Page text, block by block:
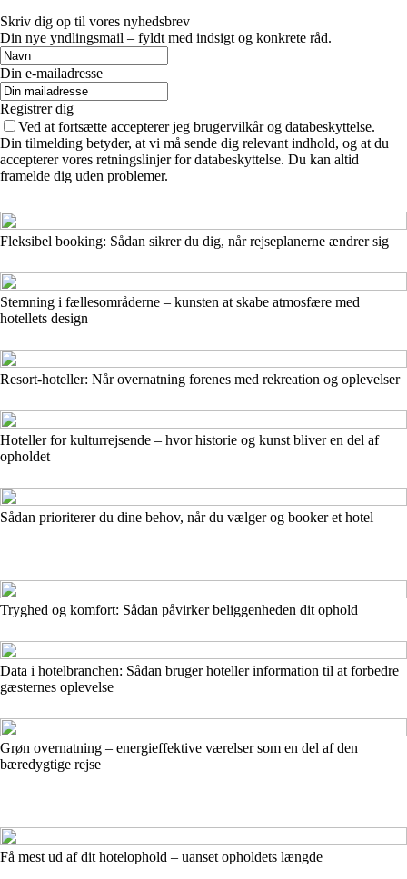
Skriv dig op til vores nyhedsbrev
Din nye yndlingsmail – fyldt med indsigt og konkrete råd.
Din e-mailadresse
Registrer dig
Ved at fortsætte accepterer jeg brugervilkår og databeskyttelse.
Din tilmelding betyder, at vi må sende dig relevant indhold, og at du
accepterer vores retningslinjer for databeskyttelse. Du kan altid
framelde dig uden problemer.
Fleksibel booking: Sådan sikrer du dig, når rejseplanerne ændrer sig
Stemning i fællesområderne – kunsten at skabe atmosfære med
hotellets design
Resort-hoteller: Når overnatning forenes med rekreation og oplevelser
Hoteller for kulturrejsende – hvor historie og kunst bliver en del af
opholdet
Sådan prioriterer du dine behov, når du vælger og booker et hotel
Tryghed og komfort: Sådan påvirker beliggenheden dit ophold
Data i hotelbranchen: Sådan bruger hoteller information til at forbedre
gæsternes oplevelse
Grøn overnatning – energieffektive værelser som en del af den
bæredygtige rejse
Få mest ud af dit hotelophold – uanset opholdets længde